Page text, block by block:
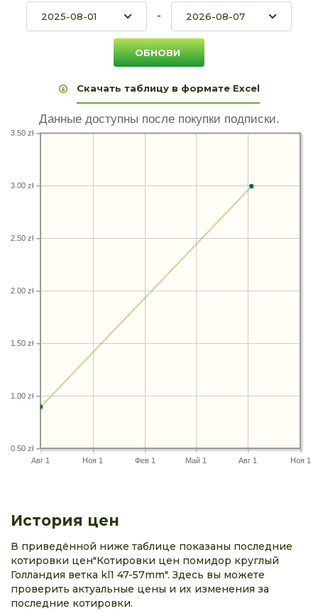
-
Скачать таблицу в формате Excel
Данные доступны после покупки подписки.
Авг 1 Ноя 1 Фев 1 Май 1 Авг 1 Ноя 1
0.50 zł
1.00 zł
1.50 zł
2.00 zł
2.50 zł
3.00 zł
3.50 zł
История цен
В приведённой ниже таблице показаны последние
котировки цен"Котировки цен помидор круглый
Голландия ветка kl1 47-57mm". Здесь вы можете
проверить актуальные цены и их изменения за
последние котировки.